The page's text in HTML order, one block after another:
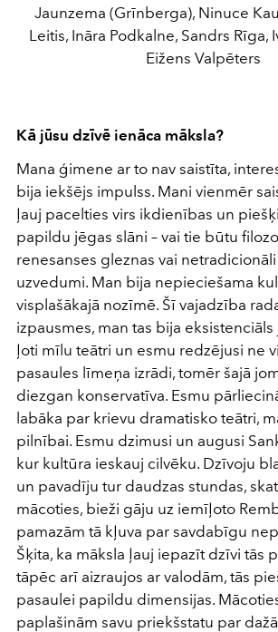
Jaunzema (Grīnberga), Ninuce
Leitis, Ināra Podkalne, Sandrs Rīga,
Eižens Valpēters
Kā jūsu dzīvē ienāca māksla?
Mana ģimene ar to nav saistīta,
bija iekšējs impulss. Mani vienmēr
ļauj pacelties virs ikdienības un
papildu jēgas slāni – vai tie būtu
renesanses gleznas vai
uzvedumi. Man bija nepieciešama
visplašākajā nozīmē. Šī vajadzība
izpausmes, man tas bija eksistenciāls
ļoti mīlu teātri un esmu redzējusi ne
pasaules līmeņa izrādi, tomēr šajā
diezgan konservatīva. Esmu
labāka par krievu dramatisko teātri,
pilnībai. Esmu dzimusi un augusi
kur kultūra ieskauj cilvēku. Dzīvoju
un pavadīju tur daudzas stundas,
mācoties, bieži gāju uz iemīļoto
pamazām tā kļuva par savdabīgu
Šķita, ka māksla ļauj iepazīt dzīvi tās
tāpēc arī aizraujos ar valodām, tās
pasaulei papildu dimensijas.
paplašinām savu priekšstatu par